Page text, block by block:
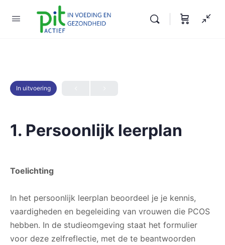
In uitvoering
1. Persoonlijk leerplan
Toelichting
In het persoonlijk leerplan beoordeel je je kennis,
vaardigheden en begeleiding van vrouwen die PCOS
hebben. In de studieomgeving staat het formulier
voor deze zelfreflectie, met de te beantwoorden